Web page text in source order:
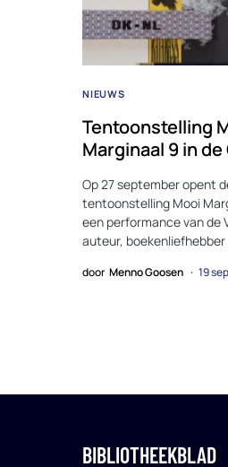
NIEUWS
Tentoonstelling
Marginaal 9 in de
Op 27 september opent
tentoonstelling Mooi
een performance van de
auteur, boekenliefhebber
door Menno Goosen 19
BIBLIOTHEEKBLAD